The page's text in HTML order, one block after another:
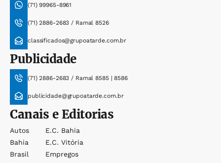
(71) 99965-8961
(71) 2886-2683 / Ramal 8526
classificados@grupoatarde.com.br
Publicidade
(71) 2886-2683 / Ramal 8585 | 8586
publicidade@grupoatarde.com.br
Canais e Editorias
Autos
Bahia
Brasil
E.c. Bahia
E.c. Vitória
Empregos